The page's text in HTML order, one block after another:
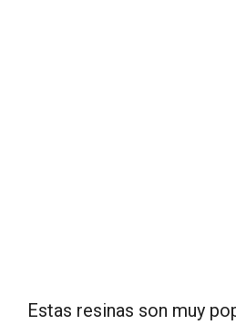
Estas resinas son muy